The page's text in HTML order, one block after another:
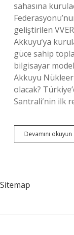
sahasına
geliştirilen
Akkuyu’ya
güce sahip
bilgisayar
Akkuyu
olacak?
Santrali’nin ilk
Devamını okuyun
Sitemap